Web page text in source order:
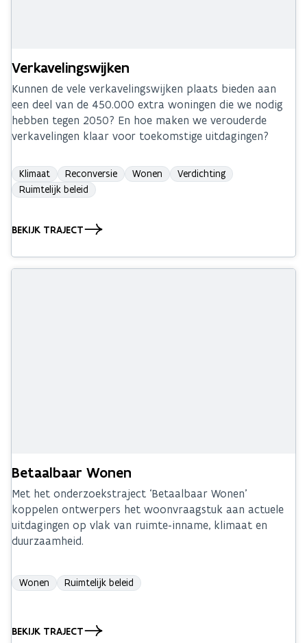
Verkavelingswijken
Kunnen de vele verkavelingswijken plaats bieden aan
een deel van de 450.000 extra woningen die we nodig
hebben tegen 2050? En hoe maken we verouderde
verkavelingen klaar voor toekomstige uitdagingen?
Klimaat Reconversie Wonen
Verdichting
Ruimtelijk beleid
BEKIJK TRAJECT
Betaalbaar Wonen
Met het onderzoekstraject ‘Betaalbaar Wonen’
koppelen ontwerpers het woonvraagstuk aan actuele
uitdagingen op vlak van ruimte-inname, klimaat en
duurzaamheid.
Wonen Ruimtelijk beleid
BEKIJK TRAJECT